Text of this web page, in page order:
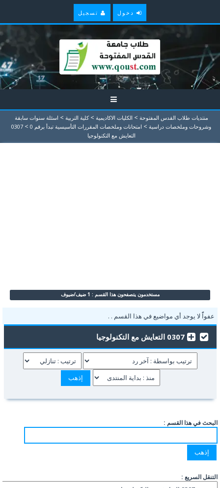
دخول تسجيل
منتديات طلاب القدس المفتوحة > الكليات الاكاديمية > كلية التربية > اسئلة سنوات سابقة
وشروحات وملخصات دراسية > امتحانات وملخصات المقررات التأسيسية تبدأ برقم 0 >
0307
التعايش مع التكنولوجيا
مستخدمون يتصفحون هذا القسم : 1 ضيف/ضيوف
عفواًً لا يوجد أي مواضيع في هذا القسم . .
0307 التعايش مع التكنولوجيا
البحث في هذا القسم :
التنقل السريع :